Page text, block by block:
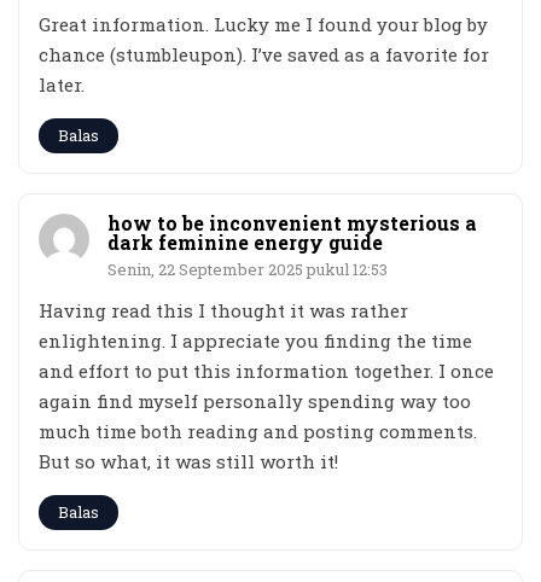
Great information. Lucky me I found your blog by
chance (stumbleupon). I’ve saved as a favorite for
later.
Balas
how to be inconvenient mysterious a
dark feminine energy guide
Senin, 22 September 2025 pukul 12:53
Having read this I thought it was rather
enlightening. I appreciate you finding the time
and effort to put this information together. I once
again find myself personally spending way too
much time both reading and posting comments.
But so what, it was still worth it!
Balas